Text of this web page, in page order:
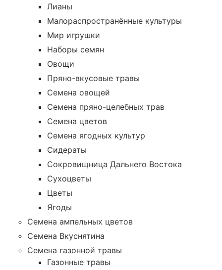
Лианы
Малораспространённые культуры
Мир игрушки
Наборы семян
Овощи
Пряно-вкусовые травы
Семена овощей
Семена пряно-целебных трав
Семена цветов
Семена ягодных культур
Сидераты
Сокровищница Дальнего Востока
Сухоцветы
Цветы
Ягоды
Семена ампельных цветов
Семена Вкуснятина
Семена газонной травы
Газонные травы